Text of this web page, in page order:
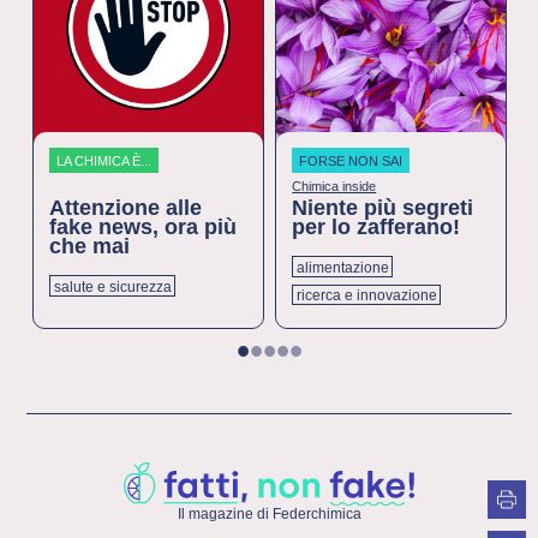
LA CHIMICA È...
Attenzione alle
fake news, ora più
che mai
salute e sicurezza
FORSE NON SAI
Chimica inside
Niente più segreti
per lo zafferano!
alimentazione
ricerca e innovazione
12345
Il magazine di Federchimica